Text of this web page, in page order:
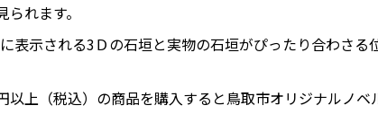
れます。
表示される3Ｄの石垣と実物の石垣がぴったり合わさる
上（税込）の商品を購入すると鳥取市オリジナルノベ